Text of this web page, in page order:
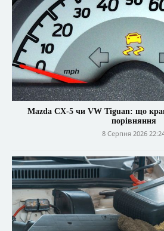
Mazda CX-5 чи VW Tiguan: що
порівняння
8 Серпня 2026